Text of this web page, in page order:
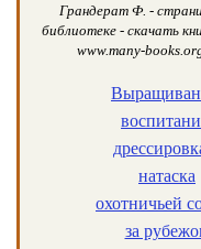
Грандерат Ф. -
библиотеке - скачать
www.many-
натаска
охотничьей
за